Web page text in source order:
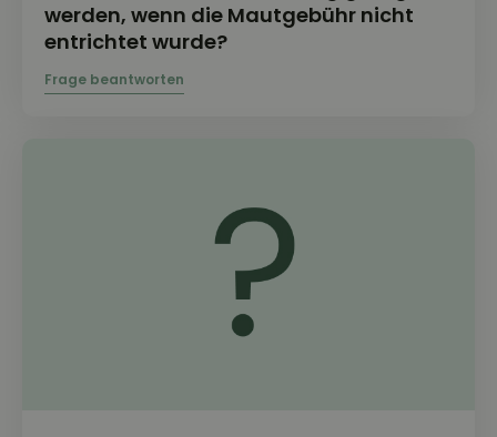
werden, wenn die Mautgebühr nicht
entrichtet wurde?